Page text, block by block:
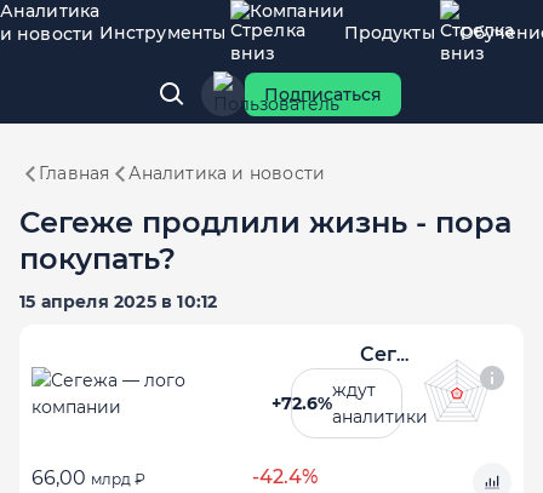
Аналитика
и новости Инструменты
Компании
Продукты
Подписаться
Главная Аналитика и новости
Сегеже продлили жизнь - пора
покупать?
15 апреля 2025 в 10:12
Сегежа
+72.6%
ждут
аналитики
66,00 млрд ₽ -42.4%